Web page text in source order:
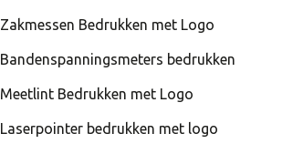
Zakmessen Bedrukken met Logo
Bandenspanningsmeters bedrukken
Meetlint Bedrukken met Logo
Laserpointer bedrukken met logo